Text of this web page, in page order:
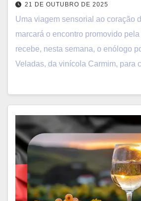
21 DE OUTUBRO DE 2025
Uma viagem sensorial ao coração
marcará o encontro promovido
recebe, nesta semana, o enólogo
Veladas, da vinícola Carmim, para